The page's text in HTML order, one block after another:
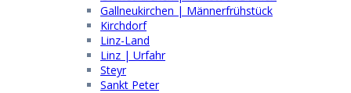
Gallneukirchen | Männerfrühstück
Kirchdorf
Linz-Land
Linz | Urfahr
Steyr
Sankt Peter